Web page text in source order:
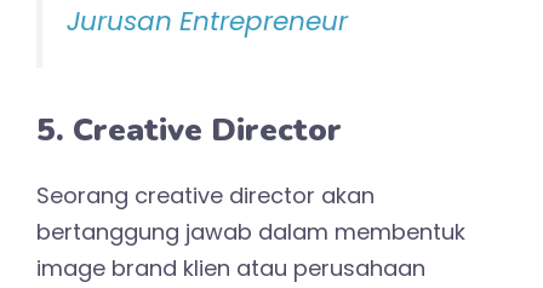
Jurusan Entrepreneur
5. Creative Director
Seorang creative director akan
bertanggung jawab dalam membentuk
image brand klien atau perusahaan